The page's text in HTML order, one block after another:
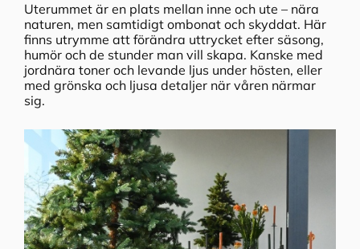
Uterummet är en plats mellan inne och ute – nära
naturen, men samtidigt ombonat och skyddat. Här
finns utrymme att förändra uttrycket efter säsong,
humör och de stunder man vill skapa. Kanske med
jordnära toner och levande ljus under hösten, eller
med grönska och ljusa detaljer när våren närmar
sig.